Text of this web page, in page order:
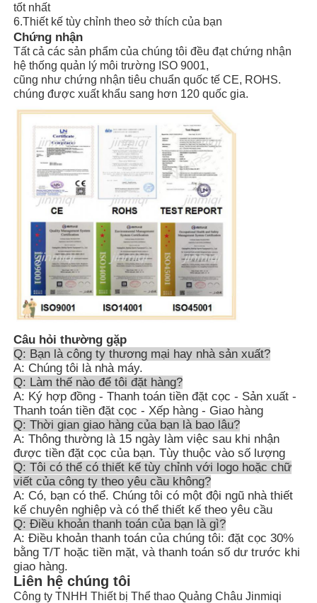
tốt nhất
6.Thiết kế tùy chỉnh theo sở thích của bạn
Chứng nhận
Tất cả các sản phẩm của chúng tôi đều đạt chứng nhận
hệ thống quản lý môi trường ISO 9001,
cũng như chứng nhận tiêu chuẩn quốc tế CE, ROHS.
chúng được xuất khẩu sang hơn 120 quốc gia.
Câu hỏi thường gặp
Q: Bạn là công ty thương mại hay nhà sản xuất?
A: Chúng tôi là nhà máy.
Q: Làm thế nào để tôi đặt hàng?
A: Ký hợp đồng - Thanh toán tiền đặt cọc - Sản xuất -
Thanh toán tiền đặt cọc - Xếp hàng - Giao hàng
Q: Thời gian giao hàng của bạn là bao lâu?
A: Thông thường là 15 ngày làm việc sau khi nhận
được tiền đặt cọc của bạn. Tùy thuộc vào số lượng
Q: Tôi có thể có thiết kế tùy chỉnh với logo hoặc chữ
viết của công ty theo yêu cầu không?
A: Có, bạn có thể. Chúng tôi có một đội ngũ nhà thiết
kế chuyên nghiệp và có thể thiết kế theo yêu cầu
Q: Điều khoản thanh toán của bạn là gì?
A: Điều khoản thanh toán của chúng tôi: đặt cọc 30%
bằng T/T hoặc tiền mặt, và thanh toán số dư trước khi
giao hàng.
Liên hệ chúng tôi
Công ty TNHH Thiết bị Thể thao Quảng Châu Jinmiqi